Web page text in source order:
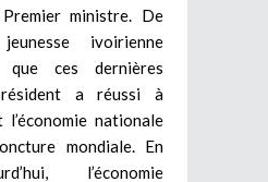
ministre. De
ivoirienne
que ces dernières
a réussi à
nationale
mondiale. En
l’économie